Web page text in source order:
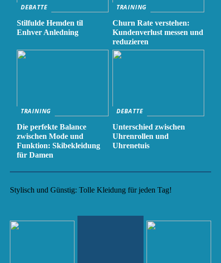
DEBATTE
Stilfulde Hemden til
Enhver Anledning
TRAINING
Churn Rate verstehen:
Kundenverlust messen und
reduzieren
TRAINING
Die perfekte Balance
zwischen Mode und
Funktion: Skibekleidung
für Damen
DEBATTE
Unterschied zwischen
Uhrenrollen und
Uhrenetuis
Stylisch und Günstig: Tolle Kleidung für jeden Tag!